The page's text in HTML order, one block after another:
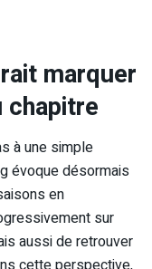
marquer
chapitre
à une simple
évoque désormais
en
sur
aussi de retrouver